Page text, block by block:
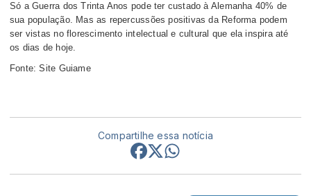
Só a Guerra dos Trinta Anos pode ter custado à Alemanha 40% de
sua população. Mas as repercussões positivas da Reforma podem
ser vistas no florescimento intelectual e cultural que ela inspira até
os dias de hoje.
Fonte: Site Guiame
Compartilhe essa notícia